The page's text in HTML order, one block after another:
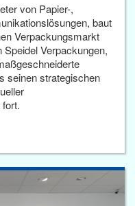
von Papier-,
baut
Verpackungsmarkt
Verpackungen,
seinen strategischen